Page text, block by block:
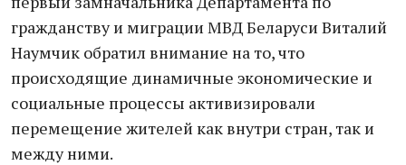
гражданству и миграции МВД Беларуси Виталий
Наумчик обратил внимание на то, что
происходящие динамичные экономические и
социальные процессы активизировали
перемещение жителей как внутри стран, так и
между ними.